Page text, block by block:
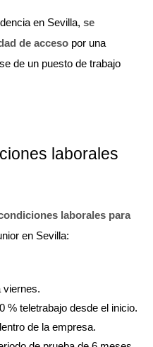
en Sevilla, se
de acceso por una
de un puesto de trabajo
laborales
laborales para
en Sevilla:
viernes.
% teletrabajo desde el inicio.
de la empresa.